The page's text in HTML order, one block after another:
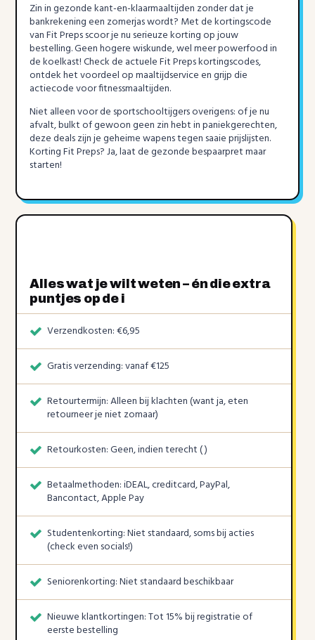
Zin in gezonde kant-en-klaarmaaltijden zonder dat je
bankrekening een zomerjas wordt? Met de kortingscode
van Fit Preps scoor je nu serieuze korting op jouw
bestelling. Geen hogere wiskunde, wel meer powerfood in
de koelkast! Check de actuele Fit Preps kortingscodes,
ontdek het voordeel op maaltijdservice en grijp die
actiecode voor fitnessmaaltijden.
Niet alleen voor de sportschooltijgers overigens: of je nu
afvalt, bulkt of gewoon geen zin hebt in paniekgerechten,
deze deals zijn je geheime wapens tegen saaie prijslijsten.
Korting Fit Preps? Ja, laat de gezonde bespaarpret maar
starten!
Alles wat je wilt weten – én die extra
puntjes op de i
Verzendkosten: €6,95
Gratis verzending: vanaf €125
Retourtermijn: Alleen bij klachten (want ja, eten
retourneer je niet zomaar)
Retourkosten: Geen, indien terecht ( )
Betaalmethoden: iDEAL, creditcard, PayPal,
Bancontact, Apple Pay
Studentenkorting: Niet standaard, soms bij acties
(check even socials!)
Seniorenkorting: Niet standaard beschikbaar
Nieuwe klantkortingen: Tot 15% bij registratie of
eerste bestelling